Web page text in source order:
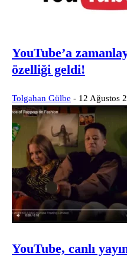
YouTube’a
özelliği geldi!
Tolgahan Gülbe - 12 Ağustos
YouTube, canlı